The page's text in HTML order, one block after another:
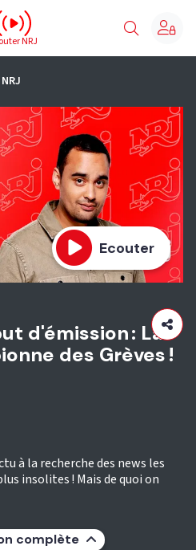
NRJ
Ecouter
d'émission : La
des Grèves !
à la recherche des news les
insolites ! Mais de quoi on
complète